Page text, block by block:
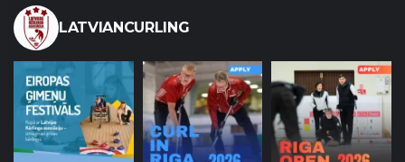
LATVIANCURLING